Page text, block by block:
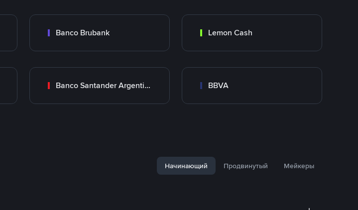
Banco Brubank Lemon Cash
Banco Santander Argentina BBVA
Начинающий Продвинутый Мейкеры